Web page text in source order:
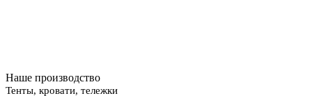
Наше производство
Тенты, кровати, тележки